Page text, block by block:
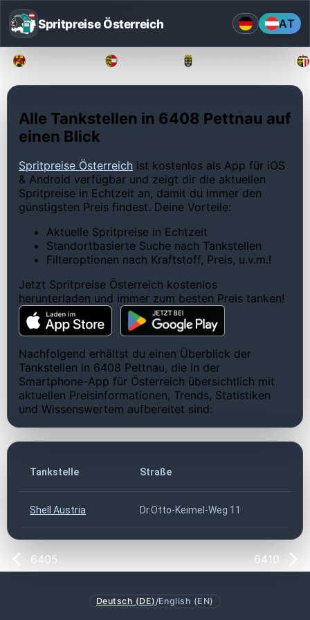
Spritpreise Österreich AT
Alle Tankstellen in 6408 Pettnau auf
einen Blick
Spritpreise Österreich ist kostenlos als App für iOS
& Android verfügbar und zeigt dir die aktuellen
Spritpreise in Echtzeit an, damit du immer den
günstigsten Preis findest. Deine Vorteile:
Aktuelle Spritpreise in Echtzeit
Standortbasierte Suche nach Tankstellen
Filteroptionen nach Kraftstoff, Preis, u.v.m.!
Jetzt Spritpreise Österreich kostenlos
herunterladen und immer zum besten Preis tanken!
Nachfolgend erhältst du einen Überblick der
Tankstellen in 6408 Pettnau, die in der
Smartphone-App für Österreich übersichtlich mit
aktuellen Preisinformationen, Trends, Statistiken
und Wissenswertem aufbereitet sind:
Tankstelle Straße
Shell Austria Dr.Otto-Keimel-Weg 11
6405 6410
Deutsch (DE) /English (EN)